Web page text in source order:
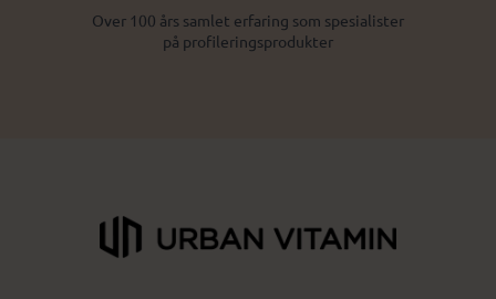
Over 100 års samlet erfaring som spesialister
på profileringsprodukter